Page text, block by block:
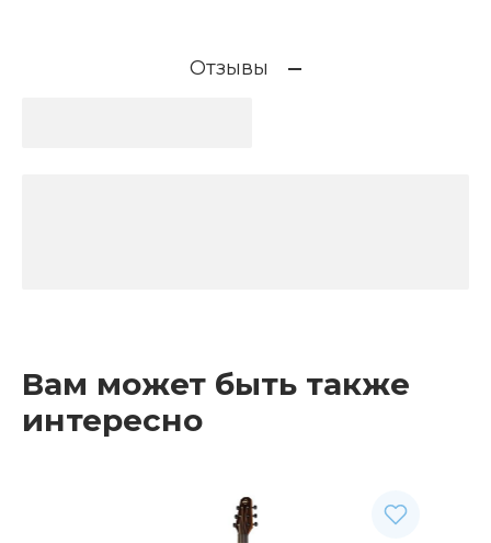
Отзывы
Вам может быть также
интересно